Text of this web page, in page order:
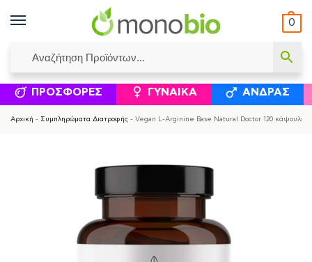
0
ΙΣΟΛΟΓΙΣΜΟΊ ΕΛΕΆΝΝΑ ΧΡΙΣΤΙΝΆΚΗ ΕΠΙΚΟΙΝΩΝΊΑ
ΣΥΜΠΛΗΡΏΜΑΤΑ ΔΙΑΤΡΟΦΉΣ ΦΥΣΙΚΆ
ΠΡΟΣΦΟΡΈΣ ΓΥΝΑΊΚΑ ΆΝΔΡΑΣ
Αρχική - Συμπληρώματα Διατροφής - Vegan L-Arginine Base Natural Doctor 120 κάψουλες